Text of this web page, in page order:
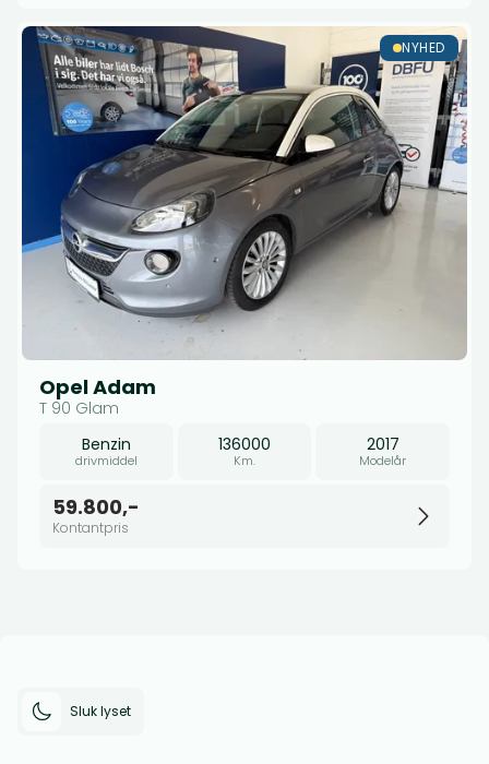
NYHED
Opel Adam
T 90 Glam
Benzin
drivmiddel
136000
Km.
2017
Modelår
59.800,-
Kontantpris
Sluk lyset